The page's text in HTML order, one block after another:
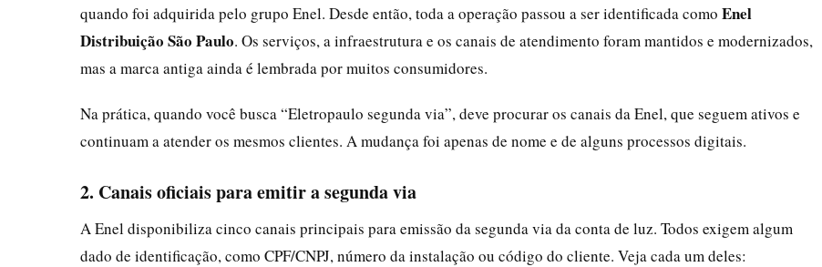
quando foi adquirida pelo grupo Enel. Desde então, toda a operação passou a ser identificada como Enel
Distribuição São Paulo. Os serviços, a infraestrutura e os canais de atendimento foram mantidos e modernizados,
mas a marca antiga ainda é lembrada por muitos consumidores.
Na prática, quando você busca “Eletropaulo segunda via”, deve procurar os canais da Enel, que seguem ativos e
continuam a atender os mesmos clientes. A mudança foi apenas de nome e de alguns processos digitais.
2. Canais oficiais para emitir a segunda via
A Enel disponibiliza cinco canais principais para emissão da segunda via da conta de luz. Todos exigem algum
dado de identificação, como CPF/CNPJ, número da instalação ou código do cliente. Veja cada um deles: